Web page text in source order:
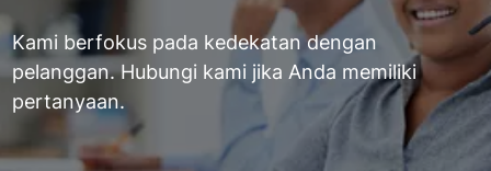
Kami berfokus pada kedekatan dengan
pelanggan. Hubungi kami jika Anda memiliki
pertanyaan.